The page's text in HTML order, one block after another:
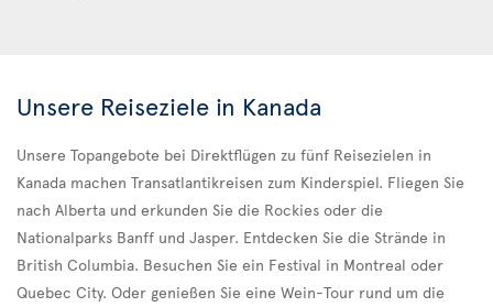
Unsere Reiseziele in Kanada
Unsere Topangebote bei Direktflügen zu fünf Reisezielen in
Kanada machen Transatlantikreisen zum Kinderspiel. Fliegen Sie
nach Alberta und erkunden Sie die Rockies oder die
Nationalparks Banff und Jasper. Entdecken Sie die Strände in
British Columbia. Besuchen Sie ein Festival in Montreal oder
Quebec City. Oder genießen Sie eine Wein-Tour rund um die